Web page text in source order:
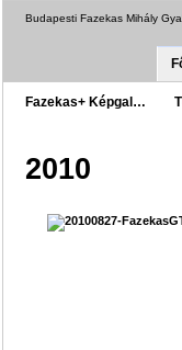
Budapesti Fazekas Mihály
Fazekas+ Képgal…
2010